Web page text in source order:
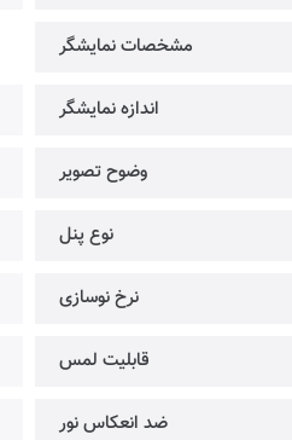
مشخصات نمایشگر
اندازه نمایشگر
وضوح تصویر
نوع پنل
نرخ نوسازی
قابلیت لمس
ضد انعکاس نور